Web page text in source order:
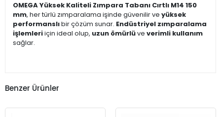
OMEGA Yüksek Kaliteli Zımpara Tabanı Cırtlı M14 150
mm, her türlü zımparalama işinde güvenilir ve yüksek
performanslıbir çözüm sunar. Endüstriyel zımparalama
işlemleriiçin ideal olup, uzun ömürlüve verimli kullanım
sağlar.
Benzer Ürünler